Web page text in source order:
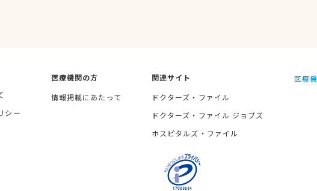
シー
医療機関の方
情報掲載にあたって
関連サイト
ドクターズ・ファイル
ドクターズ・ファイル ジョブズ
ホスピタルズ・ファイル
医療